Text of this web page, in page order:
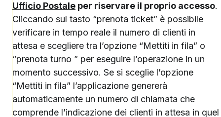
Ufficio Postale per riservare il proprio accesso.
Cliccando sul tasto “prenota ticket” è possibile
verificare in tempo reale il numero di clienti in
attesa e scegliere tra l’opzione “Mettiti in fila” o
“prenota turno ” per eseguire l’operazione in un
momento successivo. Se si sceglie l’opzione
“Mettiti in fila” l’applicazione genererà
automaticamente un numero di chiamata che
comprende l’indicazione dei clienti in attesa in quel